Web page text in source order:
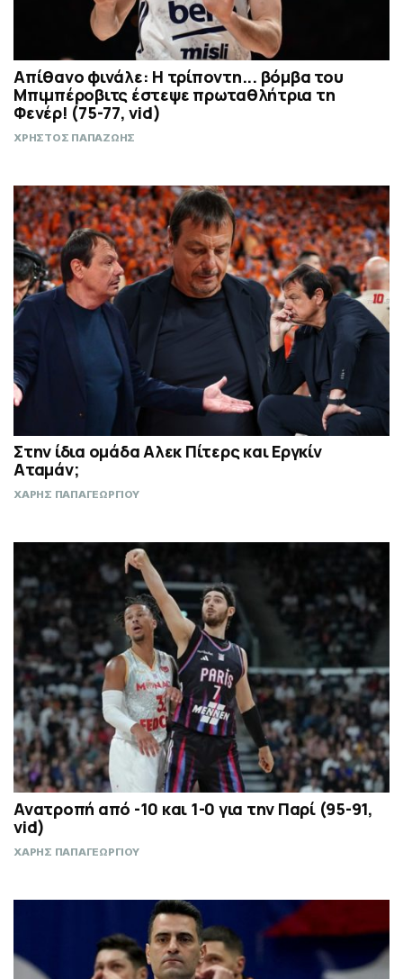
Απίθανο φινάλε: Η τρίποντη... βόμβα του
Μπιμπέροβιτς έστεψε πρωταθλήτρια τη
Φενέρ! (75-77, vid)
ΧΡΗΣΤΟΣ ΠΑΠΑΖΩΗΣ
Στην ίδια ομάδα Αλεκ Πίτερς και Εργκίν
Αταμάν;
ΧΑΡΗΣ ΠΑΠΑΓΕΩΡΓΙΟΥ
Ανατροπή από -10 και 1-0 για την Παρί (95-91,
vid)
ΧΑΡΗΣ ΠΑΠΑΓΕΩΡΓΙΟΥ